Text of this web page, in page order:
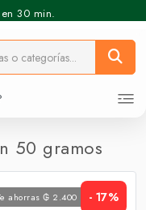
en 30 min.
50 gramos
ahorras ₲ 2.400 - 17%